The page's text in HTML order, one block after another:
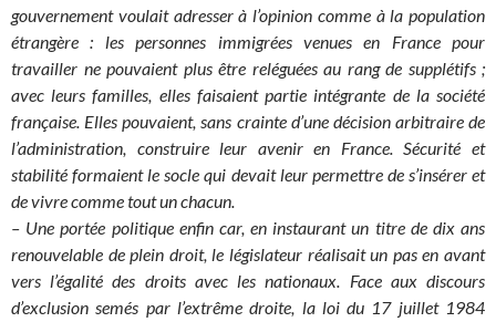
gouvernement voulait adresser à l’opinion comme à la population
étrangère : les personnes immigrées venues en France pour
travailler ne pouvaient plus être reléguées au rang de supplétifs ;
avec leurs familles, elles faisaient partie intégrante de la société
française. Elles pouvaient, sans crainte d’une décision arbitraire de
l’administration, construire leur avenir en France. Sécurité et
stabilité formaient le socle qui devait leur permettre de s’insérer et
de vivre comme tout un chacun.
– Une portée politique enfin car, en instaurant un titre de dix ans
renouvelable de plein droit, le législateur réalisait un pas en avant
vers l’égalité des droits avec les nationaux. Face aux discours
d’exclusion semés par l’extrême droite, la loi du 17 juillet 1984